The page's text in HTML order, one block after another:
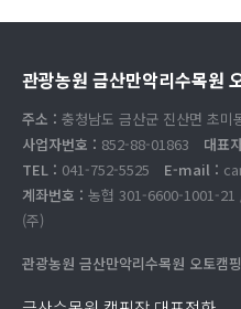
관광농원 금산만악리수목원
주소 : 충청남도 금산군 진산면 초
사업자번호 : 852-88-01863 대표
TEL : 041-752-5525 E-mail :
계좌번호 : 농협 301-6600-1001-21
(주)
관광농원 금산만악리수목원 오토캠